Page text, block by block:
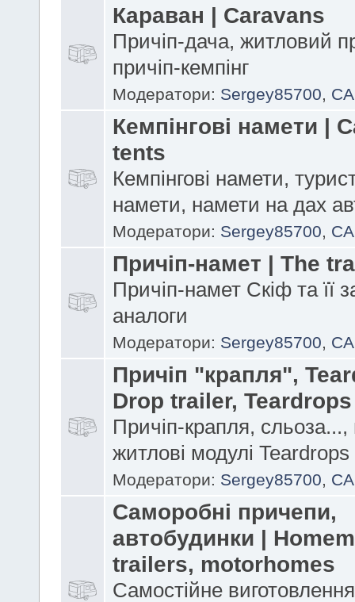
Караван | Caravans
Причіп-дача, житловий
причіп-кемпінг
Модератори: Sergey85700,
Кемпінгові намети |
tents
Кемпінгові намети,
намети, намети на дах
Модератори: Sergey85700,
Причіп-намет | The
Причіп-намет Скіф та її
аналоги
Модератори: Sergey85700,
Причіп "крапля",
Drop trailer, Teardrops
Причіп-крапля, сльоза...,
житлові модулі Teardrops
Модератори: Sergey85700,
Саморобні причепи,
автобудинки |
trailers, motorhomes
Самостійне